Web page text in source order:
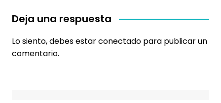
Deja una respuesta
Lo siento, debes estarconectadopara publicar un
comentario.